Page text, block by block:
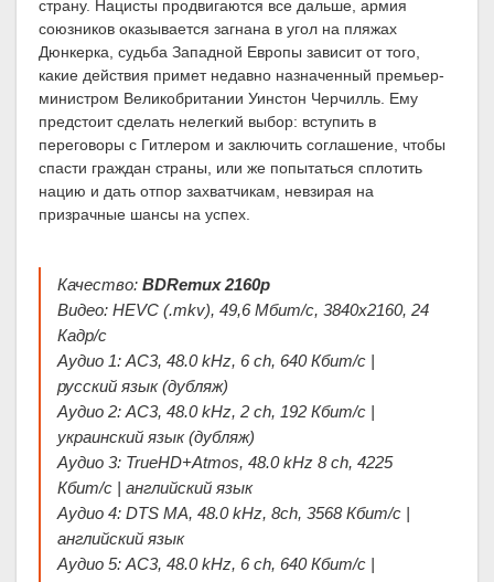
страну. Нацисты продвигаются все дальше, армия
союзников оказывается загнана в угол на пляжах
Дюнкерка, судьба Западной Европы зависит от того,
какие действия примет недавно назначенный премьер-
министром Великобритании Уинстон Черчилль. Ему
предстоит сделать нелегкий выбор: вступить в
переговоры с Гитлером и заключить соглашение, чтобы
спасти граждан страны, или же попытаться сплотить
нацию и дать отпор захватчикам, невзирая на
призрачные шансы на успех.
Качество:BDRemux 2160p
Видео: HEVC (.mkv), 49,6 Мбит/с, 3840x2160, 24
Кадр/с
Аудио 1: AC3, 48.0 kHz, 6 ch, 640 Кбит/с |
русский язык (дубляж)
Аудио 2: AC3, 48.0 kHz, 2 ch, 192 Кбит/с |
украинский язык (дубляж)
Аудио 3: TrueHD+Atmos, 48.0 kHz 8 ch, 4225
Кбит/с | английский язык
Аудио 4: DTS MA, 48.0 kHz, 8ch, 3568 Кбит/с |
английский язык
Аудио 5: AC3, 48.0 kHz, 6 ch, 640 Кбит/с |